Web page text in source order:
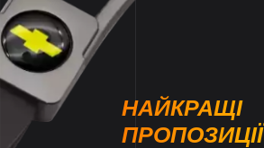
НАЙКРАЩІ
ПРОПОЗИЦІЇ